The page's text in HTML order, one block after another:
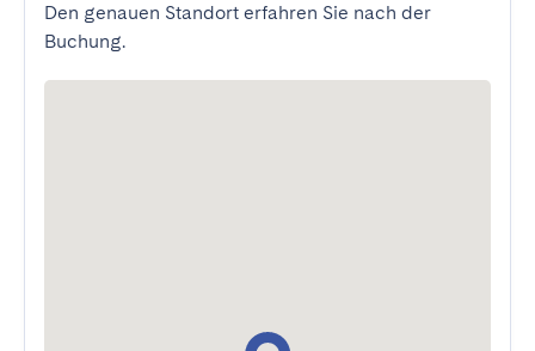
Den genauen Standort erfahren Sie nach der
Buchung.